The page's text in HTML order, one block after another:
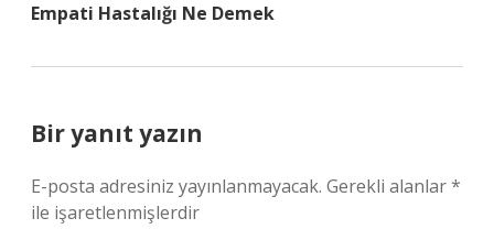
Empati Hastalığı Ne Demek
Bir yanıt yazın
E-posta adresiniz yayınlanmayacak. Gerekli alanlar*
ile işaretlenmişlerdir